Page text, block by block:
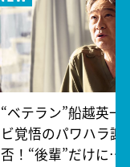
“ベテラン”船越英一
ビ覚悟のパワハラ謝
否！“後輩”だけに…